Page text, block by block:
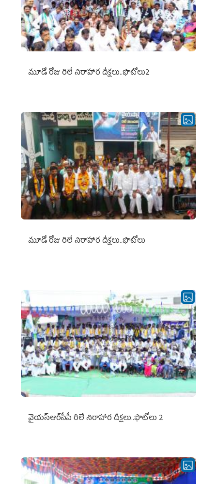
మూడో రోజు రిలే నిరాహార దీక్షలు..ఫొటోలు2
మూడో రోజు రిలే నిరాహార దీక్షలు..ఫొటోలు
వైయ‌స్ఆర్‌సీపీ రిలే నిరాహార దీక్షలు..ఫొటోలు 2